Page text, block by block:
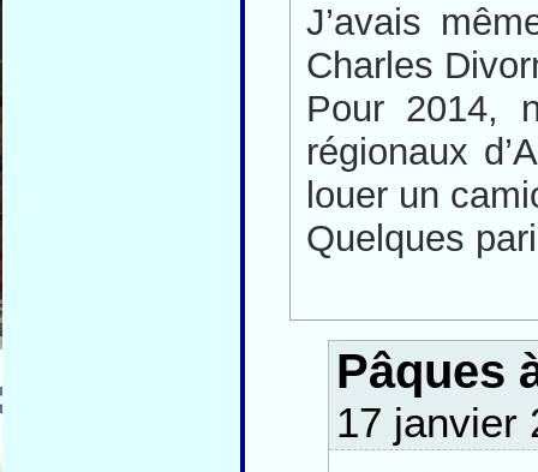
J’avais
Charles
Pour 2014,
régionaux
louer un
Quelques
Pâques
17 janvier